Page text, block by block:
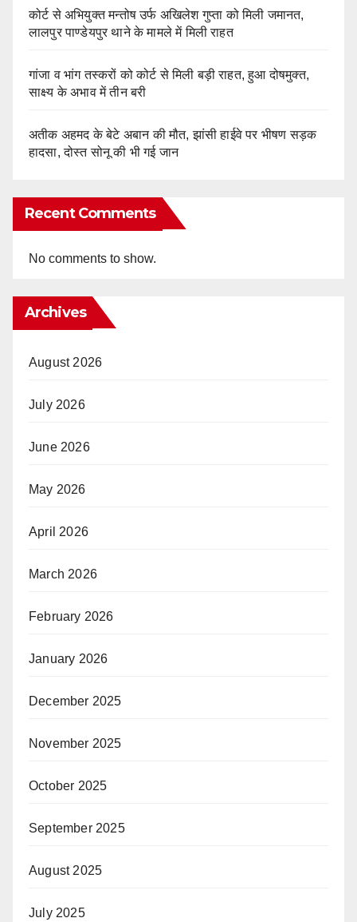
कोर्ट से अभियुक्त मन्तोष उर्फ अखिलेश गुप्ता को मिली जमानत,
लालपुर पाण्डेयपुर थाने के मामले में मिली राहत
गांजा व भांग तस्करों को कोर्ट से मिली बड़ी राहत, हुआ दोषमुक्त,
साक्ष्य के अभाव में तीन बरी
अतीक अहमद के बेटे अबान की मौत, झांसी हाईवे पर भीषण सड़क
हादसा, दोस्त सोनू की भी गई जान
Recent Comments
No comments to show.
Archives
August 2026
July 2026
June 2026
May 2026
April 2026
March 2026
February 2026
January 2026
December 2025
November 2025
October 2025
September 2025
August 2025
July 2025